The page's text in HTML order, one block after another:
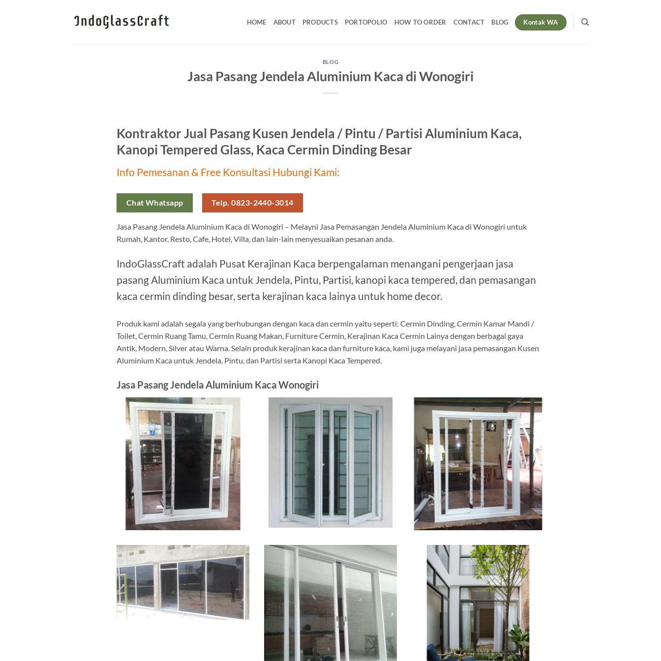
HOME ABOUT PRODUCTS PORTOPOLIO HOW TO ORDER CONTACT BLOG Kontak WA
BLOG
Jasa Pasang Jendela Aluminium Kaca di Wonogiri
Kontraktor Jual Pasang Kusen Jendela / Pintu / Partisi Aluminium Kaca,
Kanopi Tempered Glass, Kaca Cermin Dinding Besar
Info Pemesanan & Free Konsultasi Hubungi Kami:
Chat Whatsapp Telp. 0823-2440-3014
Jasa Pasang Jendela Aluminium Kaca di Wonogiri – Melayni Jasa Pemasangan Jendela Aluminium Kaca di Wonogiri untuk
Rumah, Kantor, Resto, Cafe, Hotel, Villa, dan lain-lain menyesuaikan pesanan anda.
IndoGlassCraft adalah Pusat Kerajinan Kaca berpengalaman menangani pengerjaan jasa
pasang Aluminium Kaca untuk Jendela, Pintu, Partisi, kanopi kaca tempered, dan pemasangan
kaca cermin dinding besar, serta kerajinan kaca lainya untuk home decor.
Produk kami adalah segala yang berhubungan dengan kaca dan cermin yaitu seperti: Cermin Dinding, Cermin Kamar Mandi /
Toilet, Cermin Ruang Tamu, Cermin Ruang Makan, Furniture Cermin, Kerajinan Kaca Cermin Lainya dengan berbagai gaya
Antik, Modern, Silver atau Warna. Selain produk kerajinan kaca dan furniture kaca, kami juga melayani jasa pemasangan Kusen
Aluminium Kaca untuk Jendela, Pintu, dan Partisi serta Kanopi Kaca Tempered.
Jasa Pasang Jendela Aluminium Kaca Wonogiri